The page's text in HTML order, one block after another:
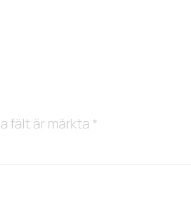
fält är märkta *